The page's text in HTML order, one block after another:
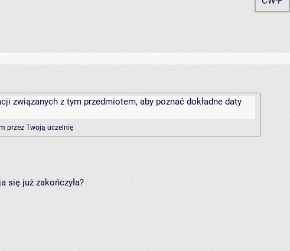
związanych z tym przedmiotem, aby poznać dokładne daty
przez Twoją uczelnię
się już zakończyła?